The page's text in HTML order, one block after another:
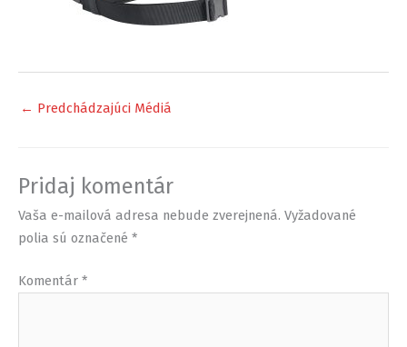
← Predchádzajúci Médiá
Pridaj komentár
Vaša e-mailová adresa nebude zverejnená. Vyžadované
polia sú označené *
Komentár *